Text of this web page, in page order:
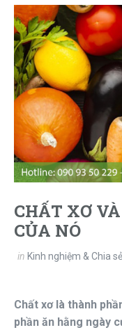
CHẤT XƠ
CỦA NÓ
in Kinh nghiệm & Chia sẻ
Chất xơ là thành
phần ăn hằng ngày